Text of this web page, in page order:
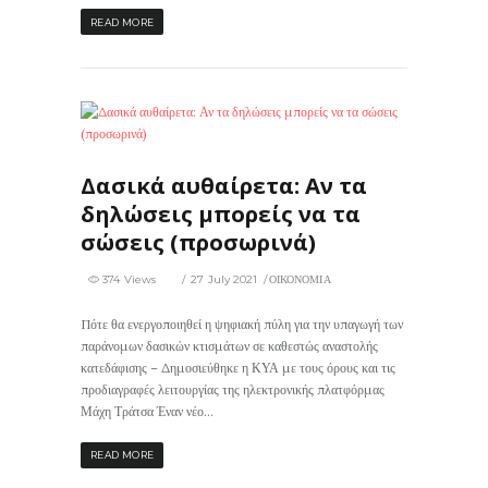
READ MORE
Δασικά αυθαίρετα: Αν τα
δηλώσεις μπορείς να τα
σώσεις (προσωρινά)
27 July 2021 ΟΙΚΟΝΟΜΙΑ
374 Views
Πότε θα ενεργοποιηθεί η ψηφιακή πύλη για την υπαγωγή των
παράνομων δασικών κτισμάτων σε καθεστώς αναστολής
κατεδάφισης – Δημοσιεύθηκε η ΚΥΑ με τους όρους και τις
προδιαγραφές λειτουργίας της ηλεκτρονικής πλατφόρμας
Μάχη Τράτσα Έναν νέο...
READ MORE